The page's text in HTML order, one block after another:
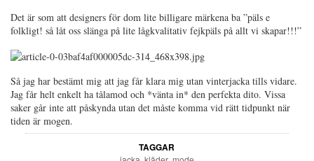
Det är som att designers för dom lite billigare märkena ba ”päls e
folkligt! så låt oss slänga på lite lågkvalitativ fejkpäls på allt vi skapar!!!”
Så jag har bestämt mig att jag får klara mig utan vinterjacka tills vidare.
Jag får helt enkelt ha tålamod och *vänta in* den perfekta dito. Vissa
saker går inte att påskynda utan det måste komma vid rätt tidpunkt när
tiden är mogen.
TAGGAR